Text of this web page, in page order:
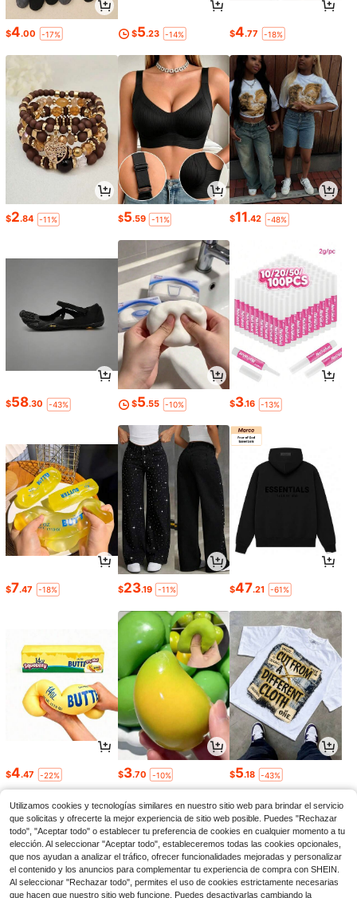
$4.00 -17% $5.23 -14% $4.77 -18%
$2.84 -11% $5.59 -11% $11.42 -48%
$58.30 -43% $5.55 -10% $3.16 -13%
$7.47 -18% $23.19 -11% $47.21 -61%
$4.47 -22% $3.70 -10% $5.18 -43%
Utilizamos cookies y tecnologías similares en nuestro sitio web para brindar el servicio
que solicitas y ofrecerte la mejor experiencia de sitio web posible. Puedes "Rechazar
todo", "Aceptar todo" o establecer tu preferencia de cookies en cualquier momento a tu
elección. Al seleccionar "Aceptar todo", estableceremos todas las cookies opcionales,
que nos ayudan a analizar el tráfico, ofrecer funcionalidades mejoradas y personalizar
el contenido y los anuncios para complementar tu experiencia de compra con SHEIN.
Al seleccionar "Rechazar todo", permites el uso de cookies estrictamente necesarias
que hacen que nuestro sitio web funcione. Puedes desactivarlas cambiando la